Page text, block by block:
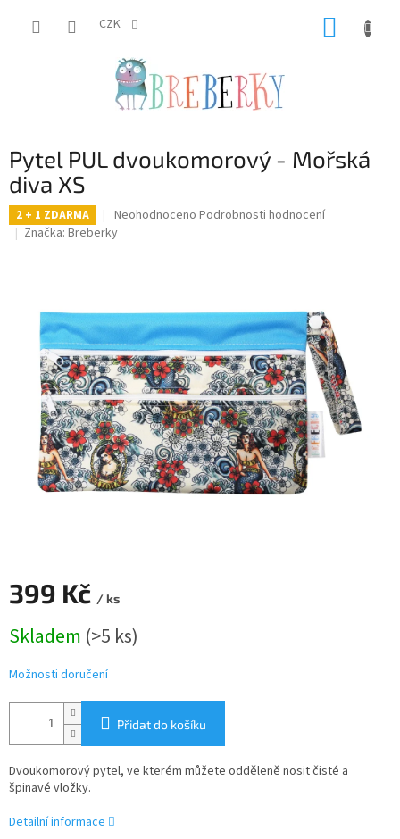
CZK
Pytel PUL dvoukomorový - Mořská
diva XS
2 + 1 ZDARMA
Průměrné
hodnocení
5
hvězdiček.
Neohodnoceno Podrobnosti hodnocení
Značka: Breberky
399 Kč / ks
cena:
Skladem (>5 ks)
Možnosti doručení
Přidat do košíku
Dvoukomorový pytel, ve kterém můžete odděleně nosit čisté a
špinavé vložky.
Detailní informace